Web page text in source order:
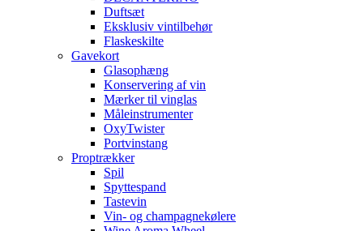
Duftsæt
Eksklusiv vintilbehør
Flaskeskilte
Gavekort
Glasophæng
Konservering af vin
Mærker til vinglas
Måleinstrumenter
OxyTwister
Portvinstang
Proptrækker
Spil
Spyttespand
Tastevin
Vin- og champagnekølere